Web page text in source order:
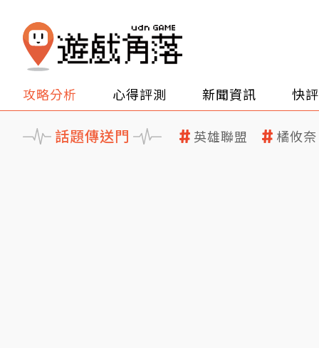
攻略分析 心得評測 新聞資訊 快
話題傳送門 英雄聯盟 橘攸奈